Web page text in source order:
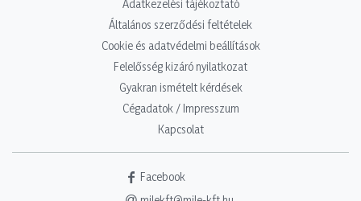
Adatkezelési tájékoztató
Általános szerződési feltételek
Cookie és adatvédelmi beállítások
Felelősség kizáró nyilatkozat
Gyakran ismételt kérdések
Cégadatok / Impresszum
Kapcsolat
Facebook